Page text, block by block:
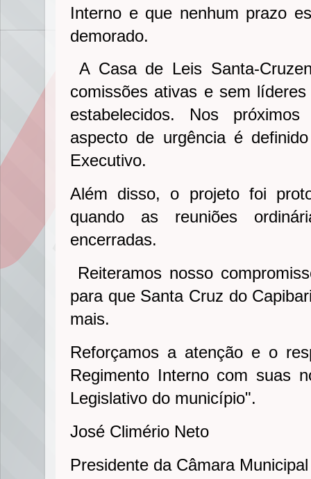
Interno e que nenhum prazo
demorado.
A Casa de Leis Santa-
comissões ativas e sem
estabelecidos. Nos
aspecto de urgência é
Executivo.
Além disso, o projeto foi
quando as reuniões
encerradas.
Reiteramos nosso
para que Santa Cruz do
mais.
Reforçamos a atenção e o
Regimento Interno com suas
Legislativo do município".
José Climério Neto
Presidente da Câmara